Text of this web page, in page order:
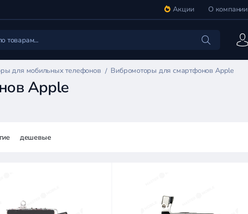
Акции О компании
для мобильных телефонов Вибромоторы для смартфонов Apple
Apple
дешевые